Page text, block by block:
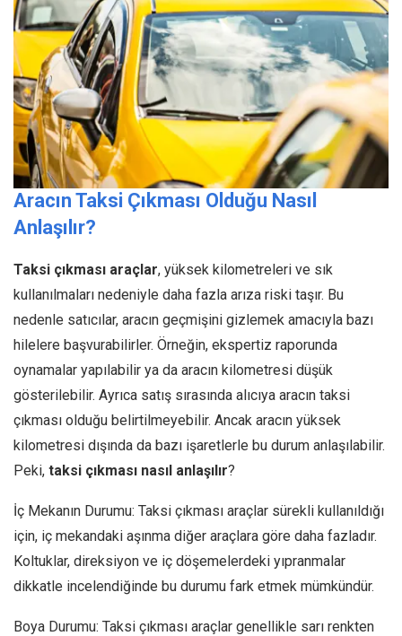
Aracın Taksi Çıkması Olduğu Nasıl
Anlaşılır?
Taksi çıkması araçlar, yüksek kilometreleri ve sık
kullanılmaları nedeniyle daha fazla arıza riski taşır. Bu
nedenle satıcılar, aracın geçmişini gizlemek amacıyla bazı
hilelere başvurabilirler. Örneğin, ekspertiz raporunda
oynamalar yapılabilir ya da aracın kilometresi düşük
gösterilebilir. Ayrıca satış sırasında alıcıya aracın taksi
çıkması olduğu belirtilmeyebilir. Ancak aracın yüksek
kilometresi dışında da bazı işaretlerle bu durum anlaşılabilir.
Peki, taksi çıkması nasıl anlaşılır?
İç Mekanın Durumu: Taksi çıkması araçlar sürekli kullanıldığı
için, iç mekandaki aşınma diğer araçlara göre daha fazladır.
Koltuklar, direksiyon ve iç döşemelerdeki yıpranmalar
dikkatle incelendiğinde bu durumu fark etmek mümkündür.
Boya Durumu: Taksi çıkması araçlar genellikle sarı renkten